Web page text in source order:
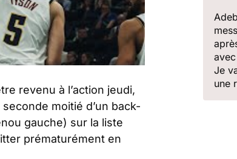
revenu à l’action jeudi,
moitié d’un back-
gauche) sur la liste
prématurément en
Je
une